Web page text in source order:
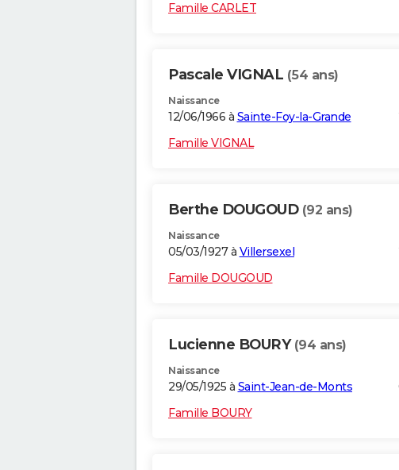
Famille CARLET
Pascale VIGNAL (54 ans)
Naissance
12/06/1966 à Sainte-Foy-la-Grande
Famille VIGNAL
Berthe DOUGOUD (92 ans)
Naissance
05/03/1927 à Villersexel
Famille DOUGOUD
Lucienne BOURY (94 ans)
Naissance
29/05/1925 à Saint-Jean-de-Monts
Famille BOURY